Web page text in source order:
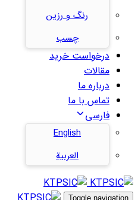
رنگ و رزین
چسب
درخواست خرید
مقالات
درباره ما
تماس با ما
فارسی
English
العربية
Toggle navigation